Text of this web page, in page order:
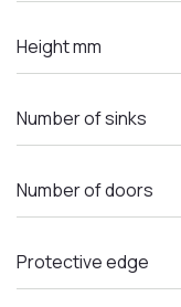
Height mm
Number of sinks
Number of doors
Protective edge